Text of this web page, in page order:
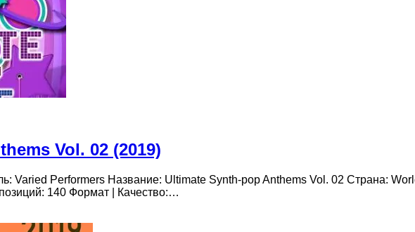
Vol. 02 (2019)
Varied Performers Название: Ultimate Synth-pop Anthems Vol. 02 Страна:
140 Формат | Качество:…